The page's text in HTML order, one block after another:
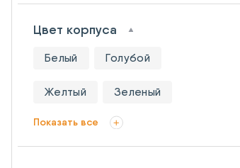
Цвет корпуса
Белый Голубой
Желтый Зеленый
Показать все